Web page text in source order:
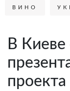
ВИНО
В Киеве